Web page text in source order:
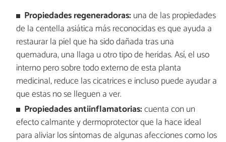
Propiedades regeneradoras: una de las propiedades
de la centella asiática más reconocidas es que ayuda a
restaurar la piel que ha sido dañada tras una
quemadura, una llaga u otro tipo de heridas. Así, el uso
interno pero sobre todo externo de esta planta
medicinal, reduce las cicatrices e incluso puede ayudar a
que estas no se lleguen a ver.
Propiedades antiinflamatorias:cuenta con un
efecto calmante y dermoprotector que la hace ideal
para aliviar los síntomas de algunas afecciones como los